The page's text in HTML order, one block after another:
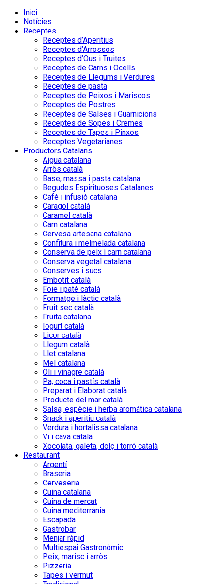
Inici
Notícies
Receptes
Receptes d’Aperitius
Receptes d’Arrossos
Receptes d’Ous i Truites
Receptes de Carns i Ocells
Receptes de Llegums i Verdures
Receptes de pasta
Receptes de Peixos i Mariscos
Receptes de Postres
Receptes de Salses i Guarnicions
Receptes de Sopes i Cremes
Receptes de Tapes i Pinxos
Receptes Vegetarianes
Productors Catalans
Aigua catalana
Arròs català
Base, massa i pasta catalana
Begudes Espirituoses Catalanes
Cafè i infusió catalana
Caragol català
Caramel català
Carn catalana
Cervesa artesana catalana
Confitura i melmelada catalana
Conserva de peix i carn catalana
Conserva vegetal catalana
Conserves i sucs
Embotit català
Foie i paté català
Formatge i làctic català
Fruit sec català
Fruita catalana
Iogurt català
Licor català
Llegum català
Llet catalana
Mel catalana
Oli i vinagre català
Pa, coca i pastís català
Preparat i Elaborat català
Producte del mar català
Salsa, espècie i herba aromàtica catalana
Snack i aperitiu català
Verdura i hortalissa catalana
Vi i cava català
Xocolata, galeta, dolç i torró català
Restaurant
Argentí
Braseria
Cerveseria
Cuina catalana
Cuina de mercat
Cuina mediterrània
Escapada
Gastrobar
Menjar ràpid
Multiespai Gastronòmic
Peix, marisc i arròs
Pizzeria
Tapes i vermut